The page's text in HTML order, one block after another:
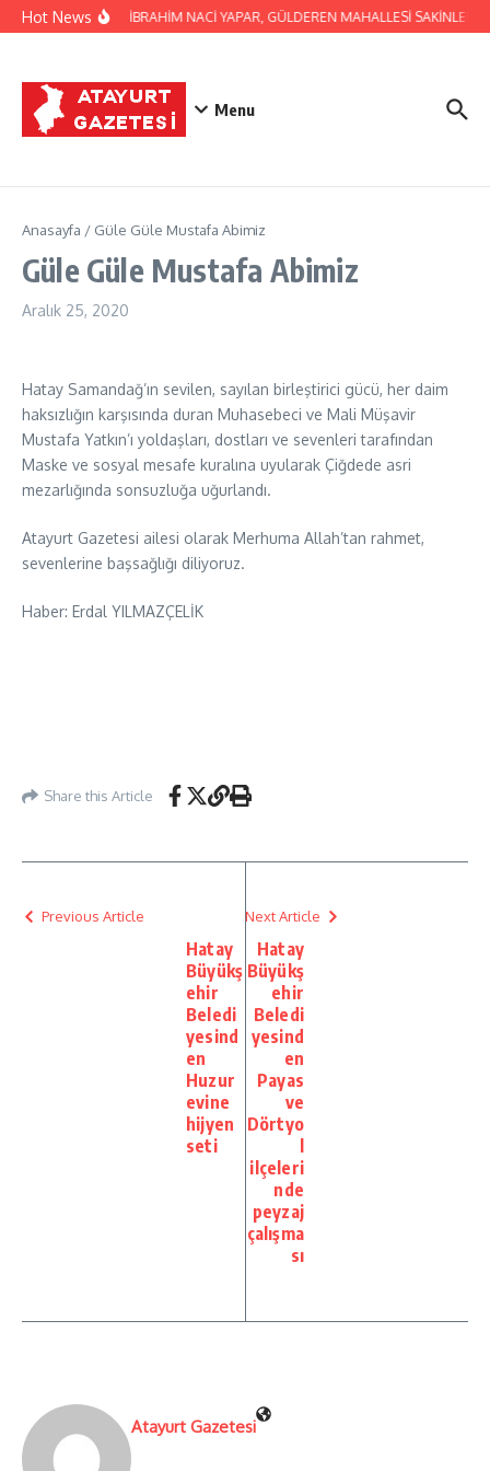
İçeriğe atla
Hot NewsBAŞKAN İBRAHİM NACİ YAPAR, GÜLDEREN MAHALLESİ
Menu
Anasayfa / Güle Güle Mustafa Abimiz
Güle Güle Mustafa Abimiz
Aralık 25, 2020
Hatay Samandağ’ın sevilen, sayılan birleştirici gücü, her daim
haksızlığın karşısında duran Muhasebeci ve Mali Müşavir
Mustafa Yatkın’ı yoldaşları, dostları ve sevenleri tarafından
Maske ve sosyal mesafe kuralına uyularak Çiğdede asri
mezarlığında sonsuzluğa uğurlandı.
Atayurt Gazetesi ailesi olarak Merhuma Allah’tan rahmet,
sevenlerine başsağlığı diliyoruz.
Haber: Erdal YILMAZÇELİK
Share this Article
Previous Article
Hatay
Büyükş
ehir
Beledi
yesind
en
Huzur
evine
hijyen
seti
Next Article
Hatay
Büyükş
ehir
Beledi
yesind
en
Payas
ve
Dörtyo
ilçeleri
nde
peyzaj
çalışma
sı
Atayurt Gazetesi